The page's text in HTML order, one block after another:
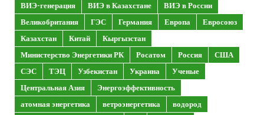
ВИЭ-генерация
ВИЭ в Казахстане
ВИЭ в России
Великобритания
ГЭС Германия Европа
Евросоюз
Казахстан
Китай
Кыргызстан
Министерство Энергетики РК
Росатом Россия
США
СЭС
ТЭЦ Узбекистан Украина
Ученые
Центральная Азия
Энергоэффективность
атомная энергетика
ветроэнергетика
водород